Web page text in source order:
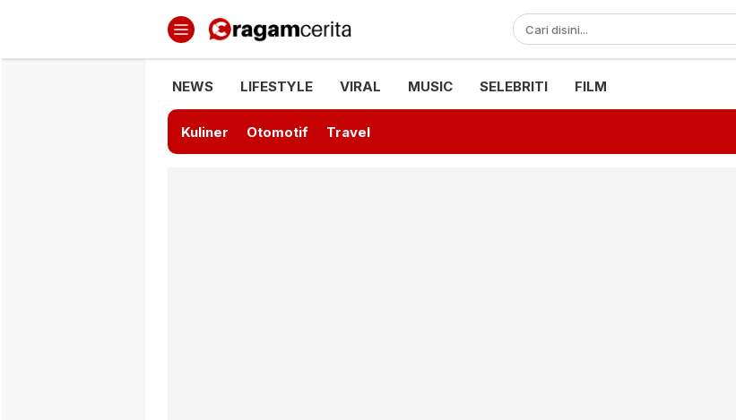
Ragamcerita.com
Informasi Terbaru dan Terkini
NEWS LIFESTYLE VIRAL MUSIC SELEBRITI FILM
Kuliner Otomotif Travel